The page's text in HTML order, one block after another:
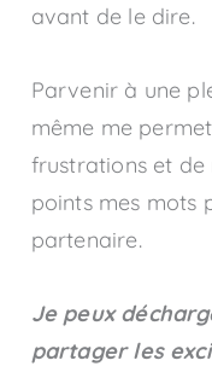
avant de le dire.
Parvenir à une
même me
frustrations et
points mes mots
partenaire.
Je peux
partager les